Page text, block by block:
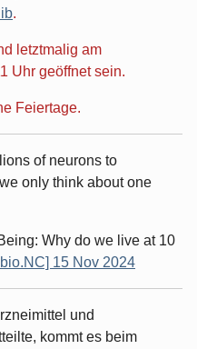
.
letztmalig am
Uhr geöffnet sein.
Feiertage.
of neurons to
only think about one
Why do we live at 10
15 Nov 2024
und
kommt es beim